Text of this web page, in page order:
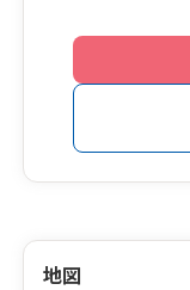
地図